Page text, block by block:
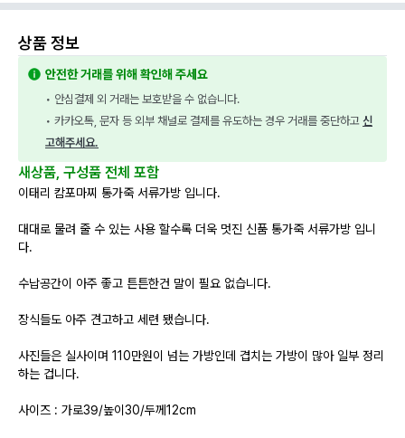
상품 정보
안전한 거래를 위해 확인해 주세요
• 안심결제 외 거래는 보호받을 수 없습니다.
• 카카오톡, 문자 등 외부 채널로 결제를 유도하는 경우 거래를 중단하고 신
고해주세요.
새상품, 구성품 전체 포함
이태리 캄포마찌 통가죽 서류가방 입니다.
대대로 물려 줄 수 있는 사용 할수록 더욱 멋진 신품 통가죽 서류가방 입니
다.
수납공간이 아주 좋고 튼튼한건 말이 필요 없습니다.
장식들도 아주 견고하고 세련 됐습니다.
사진들은 실사이며 110만원이 넘는 가방인데 겹치는 가방이 많아 일부 정리
하는 겁니다.
사이즈 : 가로39/높이30/두께12cm